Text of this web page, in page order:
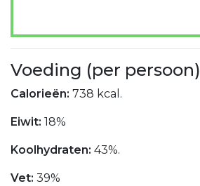
Voeding (per persoon)
Calorieën: 738 kcal.
Eiwit: 18%
Koolhydraten: 43%.
Vet: 39%